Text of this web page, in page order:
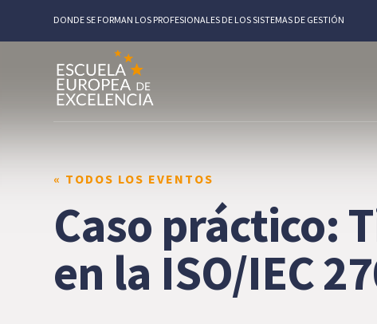
DONDE SE FORMAN LOS PROFESIONALES DE LOS SISTEMAS DE GESTIÓN
« TODOS LOS EVENTOS
Caso práctico:
en la ISO/IEC